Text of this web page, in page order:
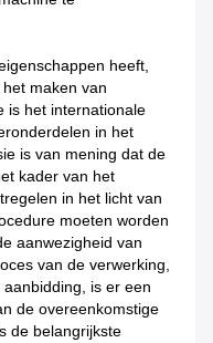
heeft,
maken van
is het internationale
in het
is van mening dat de
kader van het
in het licht van
moeten worden
aanwezigheid van
van de verwerking,
is er een
de overeenkomstige
de belangrijkste